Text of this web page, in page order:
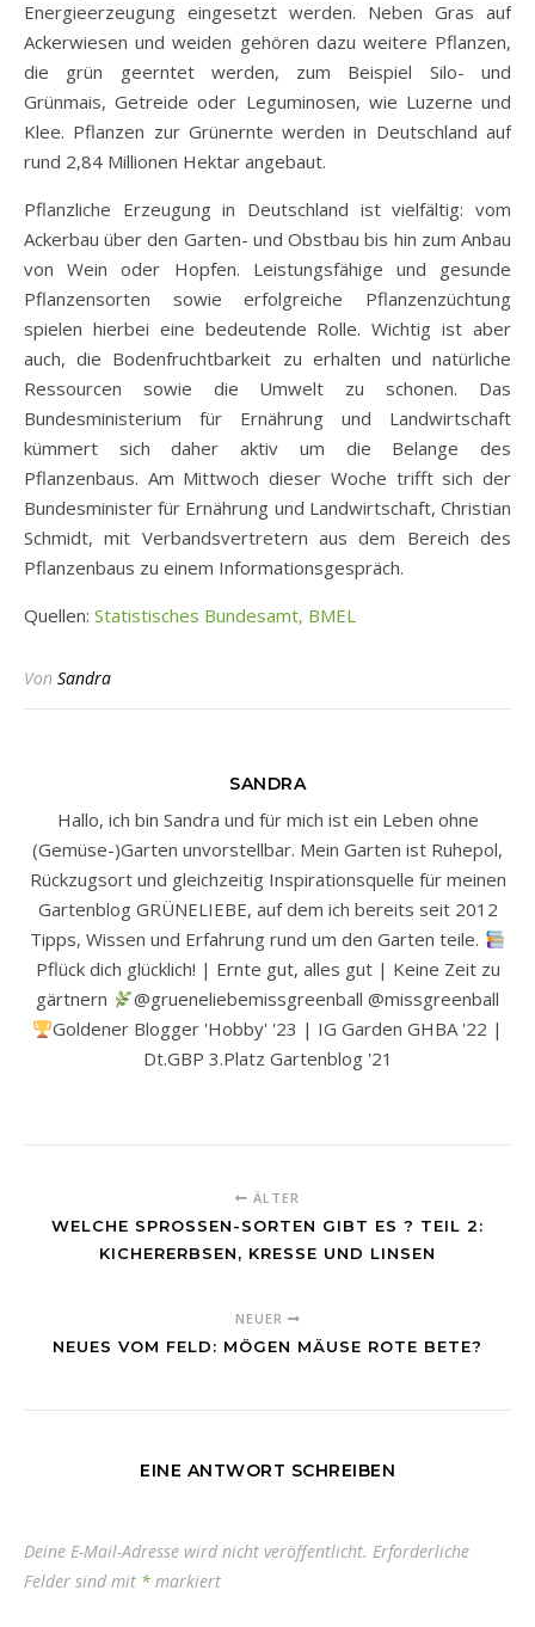
Energieerzeugung eingesetzt werden. Neben Gras auf
Ackerwiesen und weiden gehören dazu weitere Pflanzen,
die grün geerntet werden, zum Beispiel Silo- und
Grünmais, Getreide oder Leguminosen, wie Luzerne und
Klee. Pflanzen zur Grünernte werden in Deutschland auf
rund 2,84 Millionen Hektar angebaut.
Pflanzliche Erzeugung in Deutschland ist vielfältig: vom
Ackerbau über den Garten- und Obstbau bis hin zum Anbau
von Wein oder Hopfen. Leistungsfähige und gesunde
Pflanzensorten sowie erfolgreiche Pflanzenzüchtung
spielen hierbei eine bedeutende Rolle. Wichtig ist aber
auch, die Bodenfruchtbarkeit zu erhalten und natürliche
Ressourcen sowie die Umwelt zu schonen. Das
Bundesministerium für Ernährung und Landwirtschaft
kümmert sich daher aktiv um die Belange des
Pflanzenbaus. Am Mittwoch dieser Woche trifft sich der
Bundesminister für Ernährung und Landwirtschaft, Christian
Schmidt, mit Verbandsvertretern aus dem Bereich des
Pflanzenbaus zu einem Informationsgespräch.
Quellen: Statistisches Bundesamt, BMEL
Von Sandra
SANDRA
Hallo, ich bin Sandra und für mich ist ein Leben ohne
(Gemüse-)Garten unvorstellbar. Mein Garten ist Ruhepol,
Rückzugsort und gleichzeitig Inspirationsquelle für meinen
Gartenblog GRÜNELIEBE, auf dem ich bereits seit 2012
Tipps, Wissen und Erfahrung rund um den Garten teile.
Pflück dich glücklich! | Ernte gut, alles gut | Keine Zeit zu
gärtnern
@grueneliebemissgreenball @missgreenball
Goldener Blogger 'Hobby' '23 | IG Garden GHBA '22 |
Dt.GBP 3.Platz Gartenblog '21
ÄLTER
WELCHE SPROSSEN-SORTEN GIBT ES ? TEIL 2:
KICHERERBSEN, KRESSE UND LINSEN
NEUER
NEUES VOM FELD: MÖGEN MÄUSE ROTE BETE?
EINE ANTWORT SCHREIBEN
Deine E-Mail-Adresse wird nicht veröffentlicht. Erforderliche
Felder sind mit * markiert